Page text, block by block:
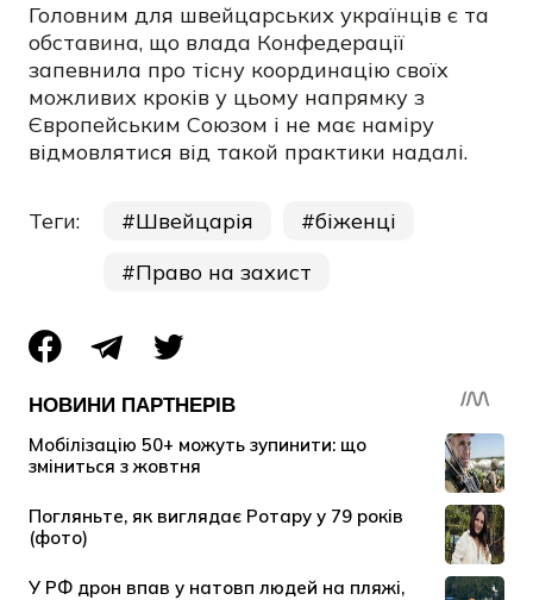
Головним для швейцарських українців є та
обставина, що влада Конфедерації
запевнила про тісну координацію своїх
можливих кроків у цьому напрямку з
Європейським Союзом і не має наміру
відмовлятися від такой практики надалі.
Теги: Швейцарія
біженці
Право на захист